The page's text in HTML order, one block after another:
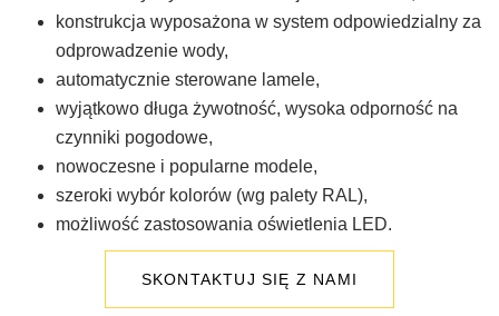
konstrukcja wyposażona w system odpowiedzialny za
odprowadzenie wody,
automatycznie sterowane lamele,
wyjątkowo długa żywotność, wysoka odporność na
czynniki pogodowe,
nowoczesne i popularne modele,
szeroki wybór kolorów (wg palety RAL),
możliwość zastosowania oświetlenia LED.
SKONTAKTUJ SIĘ Z NAMI